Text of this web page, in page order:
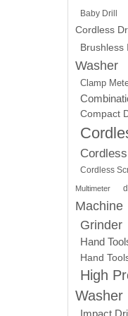
Baby Drill
Cordless
Brushless
Washer
Clamp
Compact
Cordless
Multimeter
Machine
Grinder
Hand
Hand
High
Washer